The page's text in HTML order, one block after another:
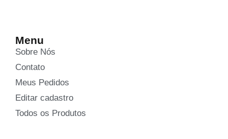
Menu
Sobre Nós
Contato
Meus Pedidos
Editar cadastro
Todos os Produtos